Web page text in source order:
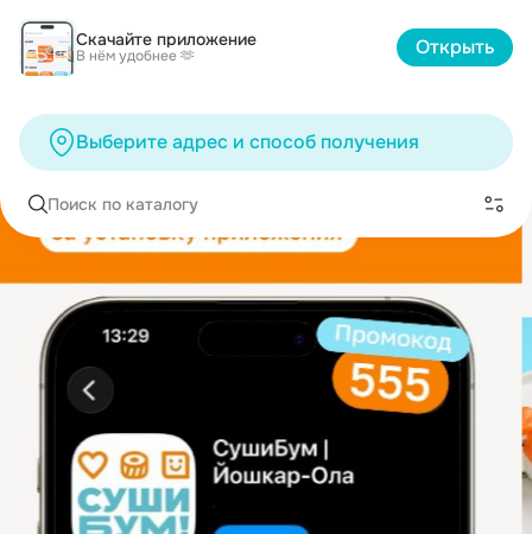
Скачайте приложение
В нём удобнее 🫶 Открыть
Выберите адрес и способ получения
Поиск по каталогу